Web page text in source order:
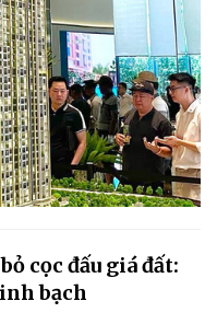
cọc đấu giá đất:
bạch